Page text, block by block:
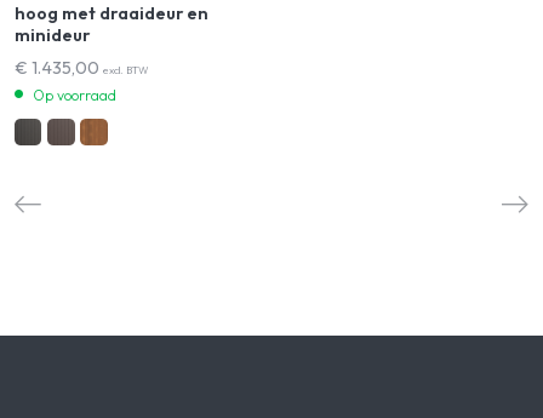
hoog met draaideur en
minideur
€ 1.435,00 excl. BTW
Op voorraad